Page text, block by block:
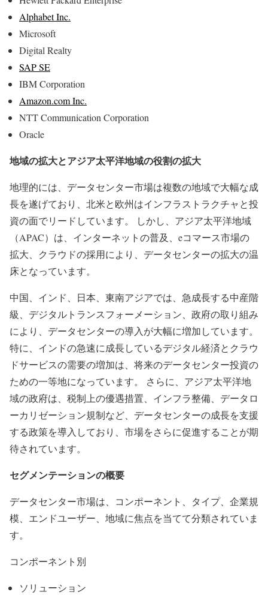
Alphabet Inc.
Microsoft
Digital Realty
SAP SE
IBM Corporation
Amazon.com Inc.
NTT Communication Corporation
Oracle
地域の拡大とアジア太平洋地域の役割の拡大
地理的には、データセンター市場は複数の地域で大幅な成
長を遂げており、北米と欧州はインフラストラクチャと投
資の面でリードしています。 しかし、アジア太平洋地域
（APAC）は、インターネットの普及、eコマース市場の
拡大、クラウドの採用により、データセンターの拡大の温
床となっています。
中国、インド、日本、東南アジアでは、急成長する中産階
級、デジタルトランスフォーメーション、政府の取り組み
により、データセンターの導入が大幅に増加しています。
特に、インドの急速に成長しているデジタル経済とクラウ
ドサービスの需要の増加は、将来のデータセンター投資の
ための一等地になっています。 さらに、アジア太平洋地
域の政府は、税制上の優遇措置、インフラ整備、データロ
ーカリゼーション規制など、データセンターの成長を支援
する政策を導入しており、市場をさらに促進することが期
待されています。
セグメンテーションの概要
データセンター市場は、コンポーネント、タイプ、企業規
模、エンドユーザー、地域に焦点を当てて分類されていま
す。
コンポーネント別
ソリューション